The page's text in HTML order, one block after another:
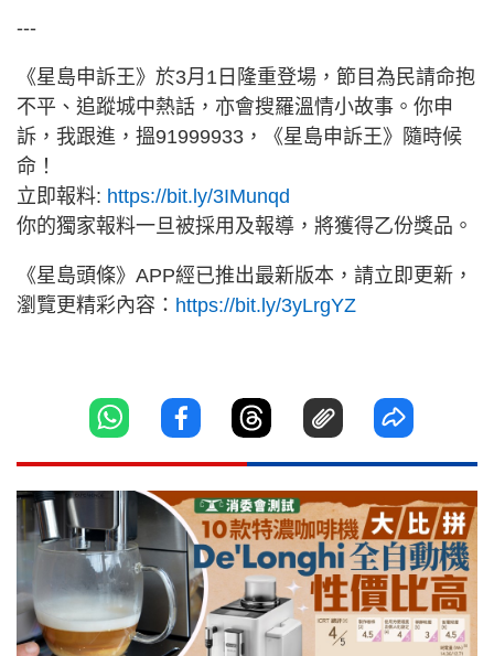
---
《星島申訴王》於3月1日隆重登場，節目為民請命抱
不平、追蹤城中熱話，亦會搜羅溫情小故事。你申
訴，我跟進，搵91999933，《星島申訴王》隨時候
命！
立即報料: https://bit.ly/3IMunqd
你的獨家報料一旦被採用及報導，將獲得乙份獎品。
《星島頭條》APP經已推出最新版本，請立即更新，
瀏覽更精彩內容： https://bit.ly/3yLrgYZ